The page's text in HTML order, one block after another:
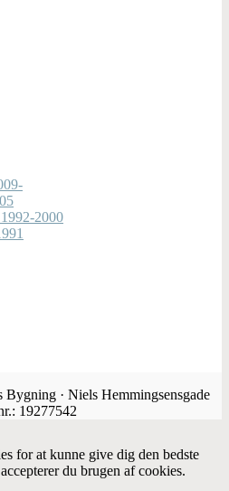
2000
· Niels Hemmingsensgade
19277542
for at kunne give dig den bedste
du brugen af cookies.